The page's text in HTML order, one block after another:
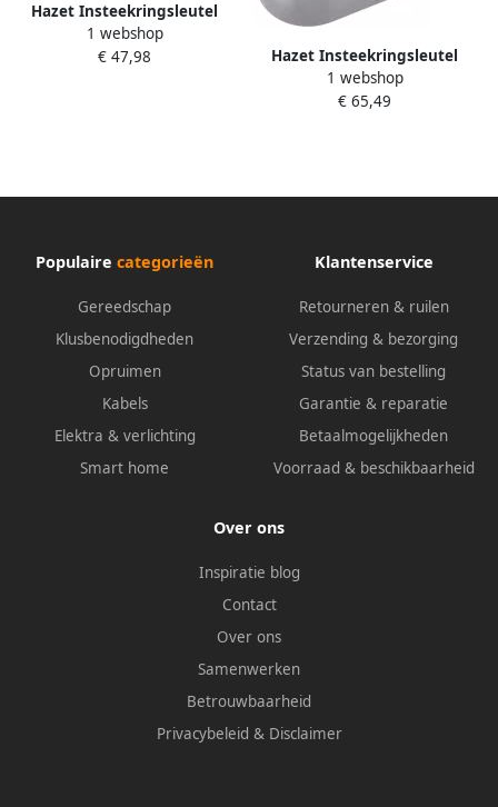
Hazet Insteekringsleutel
6609C-E18 · 9 x 12 mm
insteekvierkant massief ·
1 webshop
€ 47,98
Hazet Insteekringsleutel
6630C-12 · 9 x 12 mm
insteekvierkant massief ·
1 webshop
€ 65,49
Populaire categorieën
Gereedschap
Klusbenodigdheden
Opruimen
Kabels
Elektra & verlichting
Smart home
Klantenservice
Retourneren & ruilen
Verzending & bezorging
Status van bestelling
Garantie & reparatie
Betaalmogelijkheden
Voorraad & beschikbaarheid
Over ons
Inspiratie blog
Contact
Over ons
Samenwerken
Betrouwbaarheid
Privacybeleid & Disclaimer